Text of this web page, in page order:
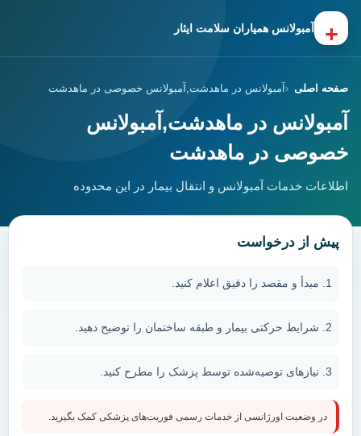
+ آمبولانس همیاران سلامت ایثار
صفحه اصلی آمبولانس در ماهدشت,آمبولانس خصوصی در ماهدشت
آمبولانس در ماهدشت,آمبولانس
خصوصی در ماهدشت
اطلاعات خدمات آمبولانس و انتقال بیمار در این محدوده
پیش از درخواست
مبدأ و مقصد را دقیق اعلام کنید.
شرایط حرکتی بیمار و طبقه ساختمان را توضیح دهید.
نیازهای توصیه‌شده توسط پزشک را مطرح کنید.
در وضعیت اورژانسی از خدمات رسمی فوریت‌های پزشکی کمک بگیرید.